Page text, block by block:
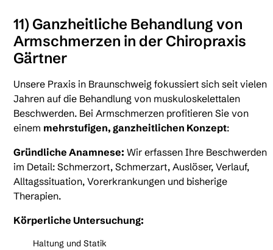
11) Ganzheitliche Behandlung von
Armschmerzen in der Chiropraxis
Gärtner
Unsere Praxis in Braunschweig fokussiert sich seit vielen
Jahren auf die Behandlung von muskuloskelettalen
Beschwerden. Bei Armschmerzen profitieren Sie von
einem mehrstufigen, ganzheitlichen Konzept:
Gründliche Anamnese: Wir erfassen Ihre Beschwerden
im Detail: Schmerzort, Schmerzart, Auslöser, Verlauf,
Alltagssituation, Vorerkrankungen und bisherige
Therapien.
Körperliche Untersuchung:
Haltung und Statik